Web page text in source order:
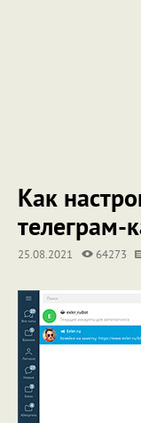
Как
телеграм-
25.08.2021 64273